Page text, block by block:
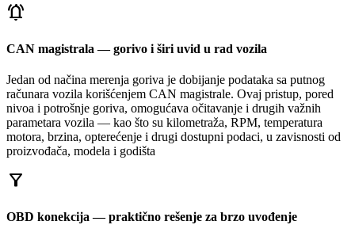
notifications_active
CAN magistrala — gorivo i širi uvid u rad vozila
Jedan od načina merenja goriva je dobijanje podataka sa putnog
računara vozila korišćenjem CAN magistrale. Ovaj pristup, pored
nivoa i potrošnje goriva, omogućava očitavanje i drugih važnih
parametara vozila — kao što su kilometraža, RPM, temperatura
motora, brzina, opterećenje i drugi dostupni podaci, u zavisnosti od
proizvođača, modela i godišta
filter_alt
OBD konekcija — praktično rešenje za brzo uvođenje